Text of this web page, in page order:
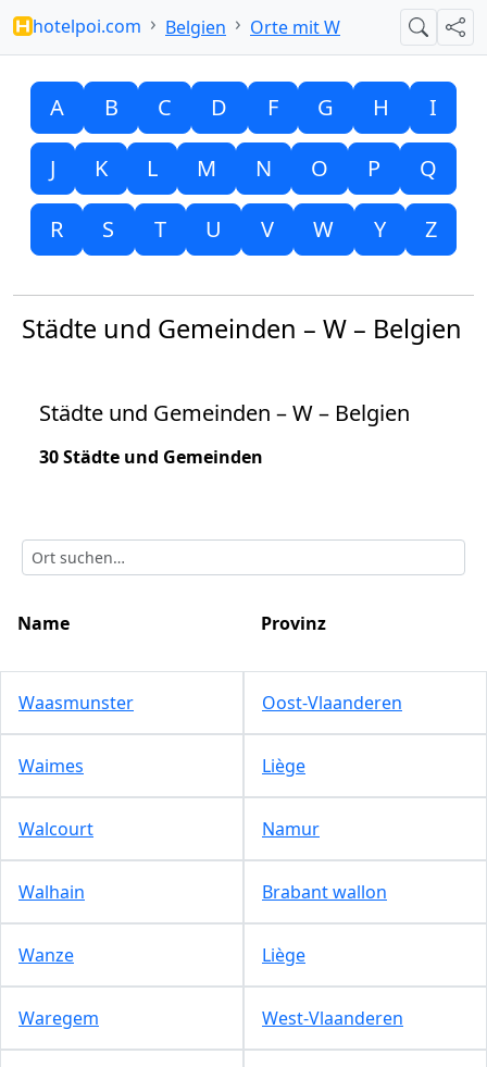
hotelpoi.com Belgien Orte mit W Suche
A B C D F G H I
J K L M N O P Q
R S T U V W Y Z
Städte und Gemeinden – W – Belgien
Städte und Gemeinden – W – Belgien
30 Städte und Gemeinden
Name Provinz
Waasmunster Oost-Vlaanderen
Waimes Liège
Walcourt Namur
Walhain Brabant wallon
Wanze Liège
Waregem West-Vlaanderen